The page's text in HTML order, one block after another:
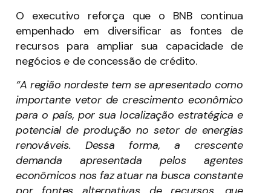
O executivo reforça que o BNB continua
empenhado em diversificar as fontes de
recursos para ampliar sua capacidade de
negócios e de concessão de crédito.
“A região nordeste tem se apresentado como
importante vetor de crescimento econômico
para o país, por sua localização estratégica e
potencial de produção no setor de energias
renováveis. Dessa forma, a crescente
demanda apresentada pelos agentes
econômicos nos faz atuar na busca constante